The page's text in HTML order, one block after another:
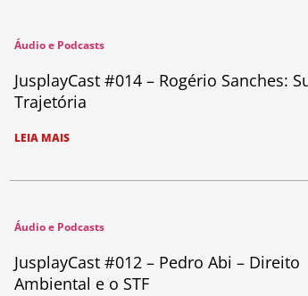
Áudio e Podcasts
JusplayCast #014 – Rogério Sanches:
Trajetória
LEIA MAIS
Áudio e Podcasts
JusplayCast #012 – Pedro Abi – Direito
Ambiental e o STF